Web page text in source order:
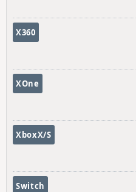
X360
XOne
XboxX/S
Switch